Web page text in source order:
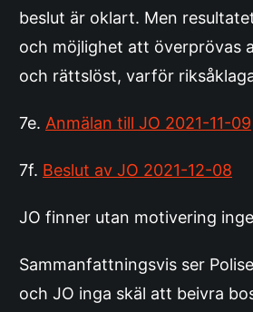
beslut är oklart. Men
och möjlighet att överprövas
och rättslöst, varför
7e. Anmälan till JO 2021-11-09
7f. Beslut av JO 2021-12-08
JO finner utan motivering
Sammanfattningsvis ser
och JO inga skäl att beivra